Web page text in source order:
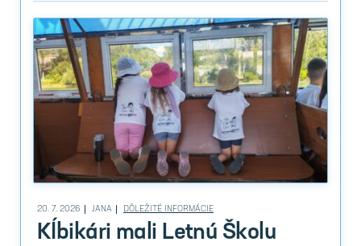
20. 7. 2026 JANA DÔLEŽITÉ INFORMÁCIE
Kĺbikári mali Letnú Školu